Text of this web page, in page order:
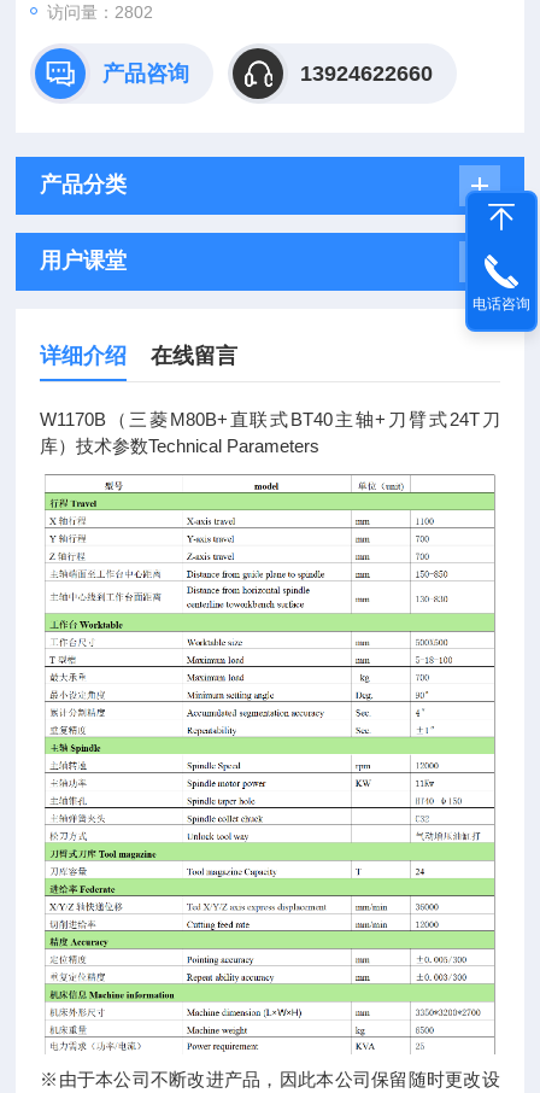
访问量： 2802
产品咨询 13924622660
产品分类
用户课堂
详细介绍 在线留言
W1170B（三菱M80B+直联式BT40主轴+刀臂式24T刀
库）技术参数Technical Parameters
※由于本公司不断改进产品，因此本公司保留随时更改设
电话咨询